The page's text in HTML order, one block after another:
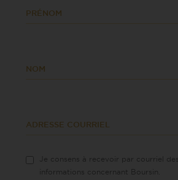
PRÉNOM
NOM
ADRESSE COURRIEL
Je consens à recevoir par courriel des
informations concernant Boursin.